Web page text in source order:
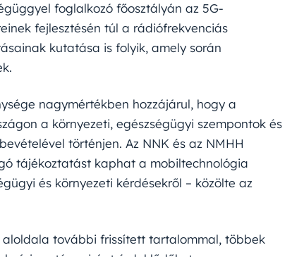
foglalkozó főosztályán az 5G-
fejlesztésén túl a rádiófrekvenciás
kutatása is folyik, amely során
nagymértékben hozzájárul, hogy a
a környezeti, egészségügyi szempontok és
történjen. Az NNK és az NMHH
tájékoztatást kaphat a mobiltechnológia
és környezeti kérdésekről – közölte az
aloldala további frissített tartalommal, többek